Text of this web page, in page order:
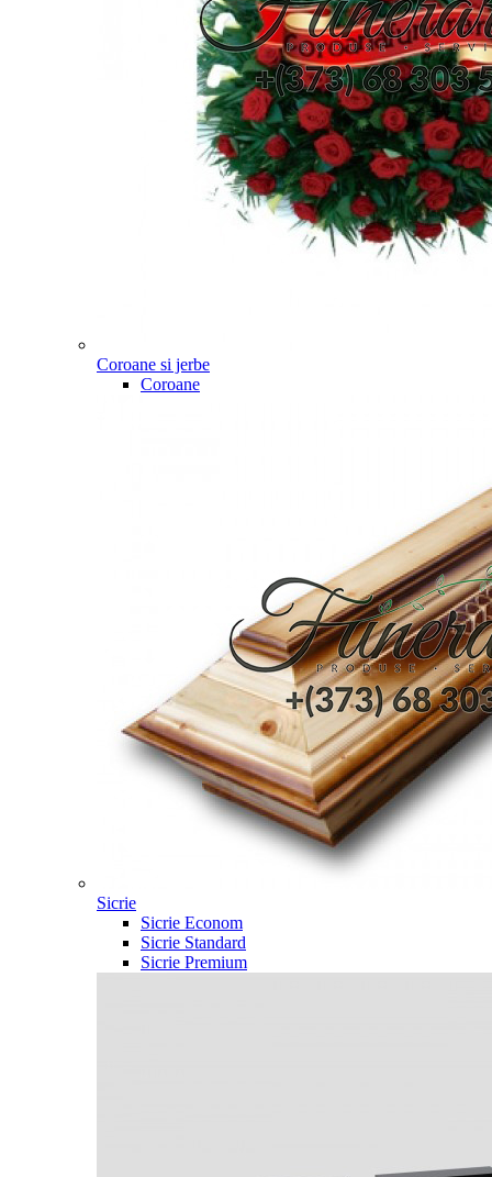
Coroane si jerbe
Coroane
Sicrie
Sicrie Econom
Sicrie Standard
Sicrie Premium